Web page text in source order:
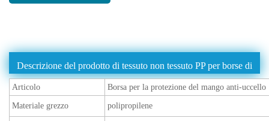
Descrizione del prodotto di tessuto non tessuto PP per borse di
mango
Articolo Borsa per la protezione del mango anti-uccello
Materiale grezzo polipropilene